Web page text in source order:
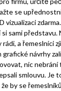
se
vizualizaci
sami představu.
a řemeslníci
grafické návrhy
nic
smlouvu. Je
by se